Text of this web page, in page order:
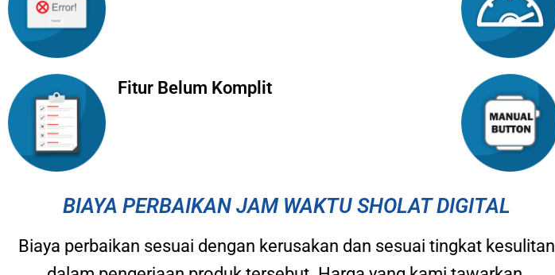
Fitur Belum Komplit
BIAYA PERBAIKAN JAM WAKTU SHOLAT DIGITAL
Biaya perbaikan sesuai dengan kerusakan dan sesuai tingkat kesulitan